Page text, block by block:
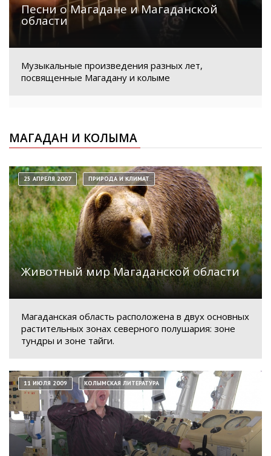
Песни о Магадане и Магаданской
области
Музыкальные произведения разных лет,
посвященные Магадану и колыме
МАГАДАН И КОЛЫМА
Животный мир Магаданской области
25 АПРЕЛЯ 2007 ПРИРОДА И КЛИМАТ
Магаданская область расположена в двух основных
растительных зонах северного полушария: зоне
тундры и зоне тайги.
11 ИЮЛЯ 2009 КОЛЫМСКАЯ ЛИТЕРАТУРА